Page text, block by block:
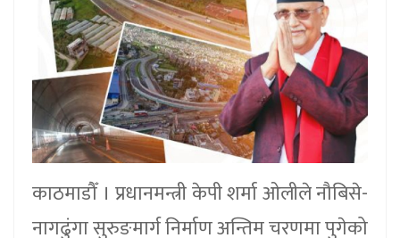
काठमाडौँ । प्रधानमन्त्री केपी शर्मा ओलीले नौबिसे-
नागढुंगा सुरुङमार्ग निर्माण अन्तिम चरणमा पुगेको